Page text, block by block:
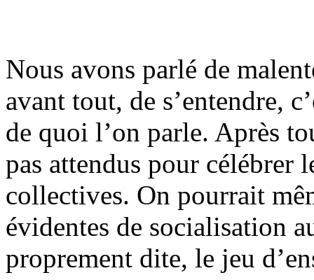
Nous avons parlé de
avant tout, de s’entendre,
de quoi l’on parle. Après
pas attendus pour célébrer
collectives. On pourrait
évidentes de socialisation
proprement dite, le jeu